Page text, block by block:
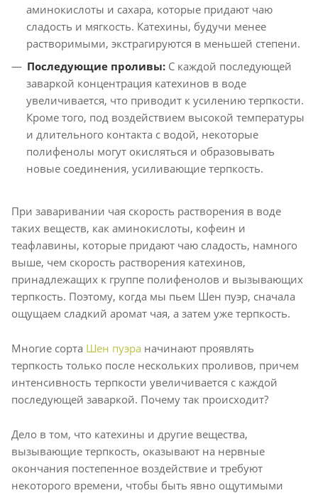
аминокислоты и сахара, которые придают чаю
сладость и мягкость. Катехины, будучи менее
растворимыми, экстрагируются в меньшей степени.
Последующие проливы: С каждой последующей
заваркой концентрация катехинов в воде
увеличивается, что приводит к усилению терпкости.
Кроме того, под воздействием высокой температуры
и длительного контакта с водой, некоторые
полифенолы могут окисляться и образовывать
новые соединения, усиливающие терпкость.
При заваривании чая скорость растворения в воде
таких веществ, как аминокислоты, кофеин и
теафлавины, которые придают чаю сладость, намного
выше, чем скорость растворения катехинов,
принадлежащих к группе полифенолов и вызывающих
терпкость. Поэтому, когда мы пьем Шен пуэр, сначала
ощущаем сладкий аромат чая, а затем уже терпкость.
Многие сорта Шен пуэра начинают проявлять
терпкость только после нескольких проливов, причем
интенсивность терпкости увеличивается с каждой
последующей заваркой. Почему так происходит?
Дело в том, что катехины и другие вещества,
вызывающие терпкость, оказывают на нервные
окончания постепенное воздействие и требуют
некоторого времени, чтобы быть явно ощутимыми